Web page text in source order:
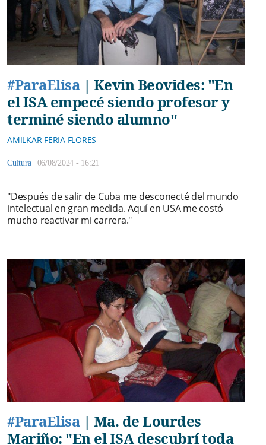
#ParaElisa| Kevin Beovides: "En
el ISA empecé siendo profesor y
terminé siendo alumno"
AMILKAR FERIA FLORES
Cultura | 06/08/2024 - 16:21
"Después de salir de Cuba me desconecté del mundo
intelectual en gran medida. Aquí en USA me costó
mucho reactivar mi carrera."
#ParaElisa| Ma. de Lourdes
Mariño: "En el ISA descubrí toda